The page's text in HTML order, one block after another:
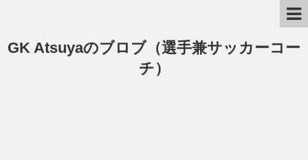
GK Atsuyaのブロブ（選手兼サッカーコー
チ）